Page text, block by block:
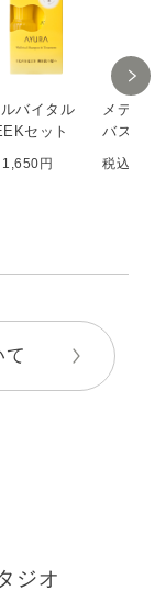
ルバイタル
セット
円
メディ
バス（
税込
て
ジオ